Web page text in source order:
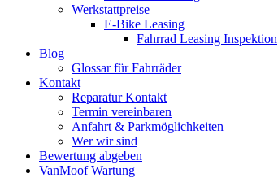
Werkstattpreise
E-Bike Leasing
Fahrrad Leasing Inspektion
Blog
Glossar für Fahrräder
Kontakt
Reparatur Kontakt
Termin vereinbaren
Anfahrt & Parkmöglichkeiten
Wer wir sind
Bewertung abgeben
VanMoof Wartung